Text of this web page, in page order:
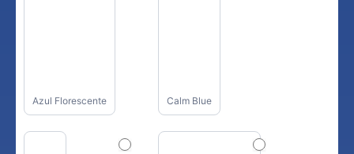
Azul Florescente Calm Blue